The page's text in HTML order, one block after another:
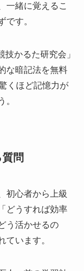
一緒に覚えるこ
です。
かるた研究会」
な暗記法を無料
くほど記憶力が
。
問
初心者から上級
どうすれば効率
う活かせるの
ています。